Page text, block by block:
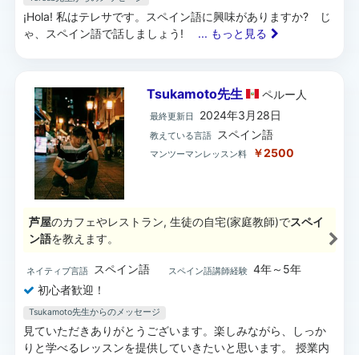
¡Hola! 私はテレサです。スペイン語に興味がありますか? じ
ゃ、スペイン語で話しましょう! ... もっと見る
Tsukamoto先生 ペルー 人
最終更新日 2024年3月28日
教えている言語 スペイン語
マンツーマンレッスン料 ￥2500
芦屋のカフェやレストラン, 生徒の自宅(家庭教師)でスペイ
ン語を教えます。
ネイティブ言語 スペイン語 スペイン語講師経験 4年～5年
初心者歓迎！
Tsukamoto先生からのメッセージ
見ていただきありがとうございます。楽しみながら、しっか
りと学べるレッスンを提供していきたいと思います。 授業内